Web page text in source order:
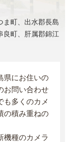
ま町、出水郡長島
良町、肝属郡錦江
県にお住いの
お問い合わせ
も多くのカメ
の積み重ねの
機種のカメラ